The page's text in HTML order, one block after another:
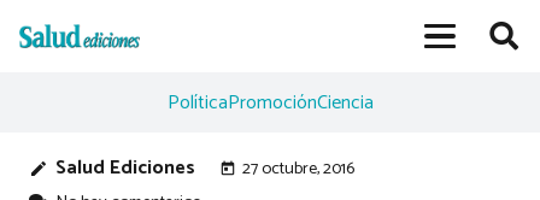
PolíticaPromociónCiencia
edit Salud Ediciones today 27 octubre, 2016